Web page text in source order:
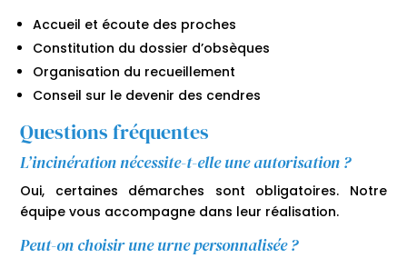
Accueil et écoute des proches
Constitution du dossier d’obsèques
Organisation du recueillement
Conseil sur le devenir des cendres
Questions fréquentes
L’incinération nécessite-t-elle une autorisation ?
Oui, certaines démarches sont obligatoires. Notre
équipe vous accompagne dans leur réalisation.
Peut-on choisir une urne personnalisée ?